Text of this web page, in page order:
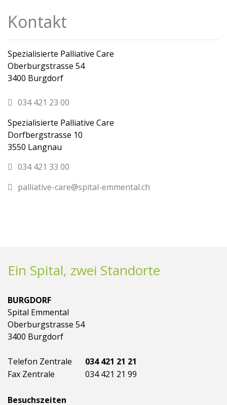
Kontakt
Spezialisierte Palliative Care
Oberburgstrasse 54
3400 Burgdorf
034 421 23 00
Spezialisierte Palliative Care
Dorfbergstrasse 10
3550 Langnau
034 421 33 00
palliative-care@spital-emmental.ch
Ein Spital, zwei Standorte
BURGDORF
Spital Emmental
Oberburgstrasse 54
3400 Burgdorf
Telefon Zentrale
034 421 21 21
Fax Zentrale
034 421 21 99
Besuchszeiten